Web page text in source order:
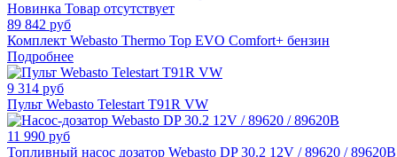
Новинка Товар отсутствует
89 842 руб
Комплект Webasto Thermo Top EVO Comfort+ бензин
Подробнее
9 314 руб
Пульт Webasto Telestart T91R VW
11 990 руб
Топливный насос дозатор Webasto DP 30.2 12V / 89620 /